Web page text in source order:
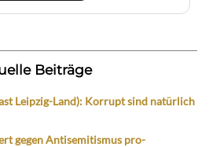
Beiträge
Leipzig-Land): Korrupt sind natürlich
gegen Antisemitismus pro-